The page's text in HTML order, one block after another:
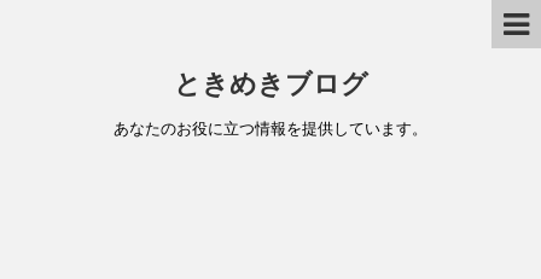
ときめきブログ
あなたのお役に立つ情報を提供しています。